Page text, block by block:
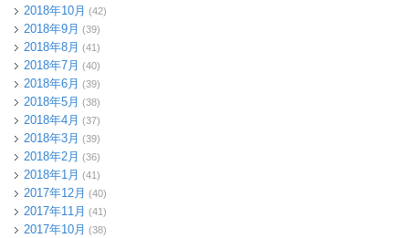
2018年10月 (42)
2018年9月 (39)
2018年8月 (41)
2018年7月 (40)
2018年6月 (39)
2018年5月 (38)
2018年4月 (37)
2018年3月 (39)
2018年2月 (36)
2018年1月 (41)
2017年12月 (40)
2017年11月 (41)
2017年10月 (38)